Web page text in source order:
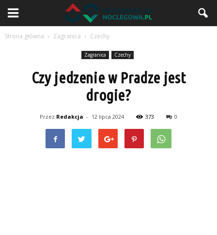
Strona główna Zagranica Czechy
Zagranica Czechy
Czy jedzenie w Pradze jest
drogie?
Przez Redakcja - 12 lipca 2024 373 0